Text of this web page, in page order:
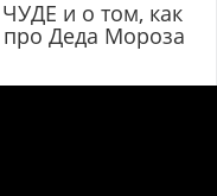
и о том, как
про Деда Мороза